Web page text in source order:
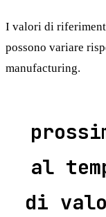
I valori di
possono variare
manufacturing.
al
di